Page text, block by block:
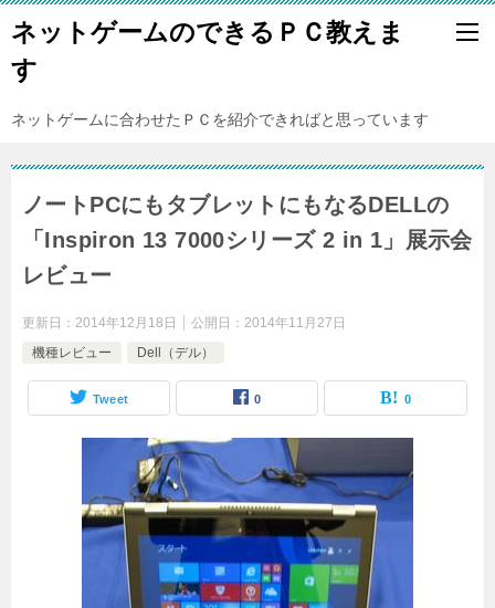
ネットゲームのできるＰＣ教えま
す
ネットゲームに合わせたＰＣを紹介できればと思っています
ノートPCにもタブレットにもなるDELLの
「Inspiron 13 7000シリーズ 2 in 1」展示会
レビュー
更新日： 2014年12月18日 公開日： 2014年11月27日
機種レビュー
Dell（デル）
Tweet 0 0